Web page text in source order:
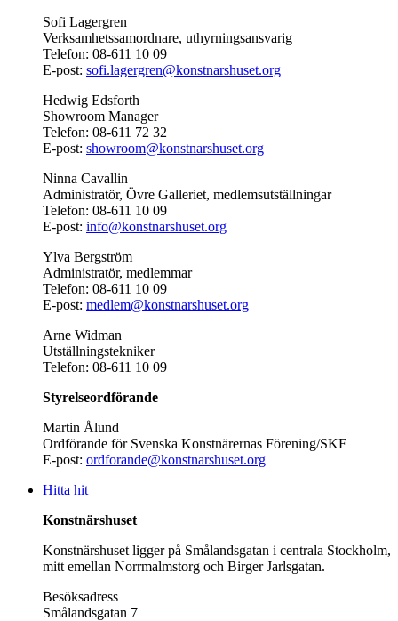
Sofi Lagergren
Verksamhetssamordnare, uthyrningsansvarig
Telefon: 08-611 10 09
E-post: sofi.lagergren@konstnarshuset.org
Hedwig Edsforth
Showroom Manager
Telefon: 08-611 72 32
E-post: showroom@konstnarshuset.org
Ninna Cavallin
Administratör, Övre Galleriet, medlemsutställningar
Telefon: 08-611 10 09
E-post: info@konstnarshuset.org
Ylva Bergström
Administratör, medlemmar
Telefon: 08-611 10 09
E-post: medlem@konstnarshuset.org
Arne Widman
Utställningstekniker
Telefon: 08-611 10 09
Styrelseordförande
Martin Ålund
Ordförande för Svenska Konstnärernas Förening/SKF
E-post: ordforande@konstnarshuset.org
Hitta hit
Konstnärshuset
Konstnärshuset ligger på Smålandsgatan i centrala Stockholm,
mitt emellan Norrmalmstorg och Birger Jarlsgatan.
Besöksadress
Smålandsgatan 7